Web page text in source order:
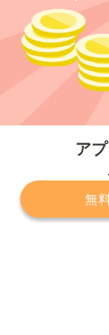
ア
無
プライ
サービスに